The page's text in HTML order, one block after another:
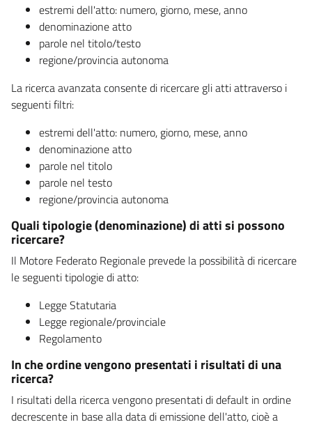
estremi dell'atto: numero, giorno, mese, anno
denominazione atto
parole nel titolo/testo
regione/provincia autonoma
La ricerca avanzata consente di ricercare gli atti attraverso i
seguenti filtri:
estremi dell'atto: numero, giorno, mese, anno
denominazione atto
parole nel titolo
parole nel testo
regione/provincia autonoma
Quali tipologie (denominazione) di atti si possono
ricercare?
Il Motore Federato Regionale prevede la possibilità di ricercare
le seguenti tipologie di atto:
Legge Statutaria
Legge regionale/provinciale
Regolamento
In che ordine vengono presentati i risultati di una
ricerca?
I risultati della ricerca vengono presentati di default in ordine
decrescente in base alla data di emissione dell'atto, cioè a